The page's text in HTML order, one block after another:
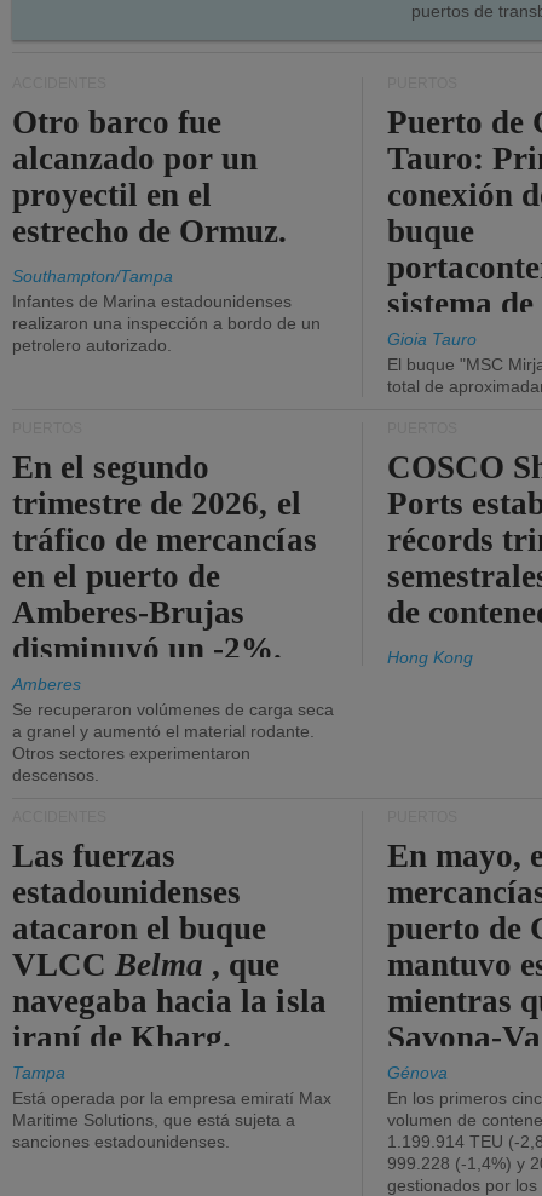
puertos de
Otro barco fue
alcanzado por un
proyectil en el
estrecho de Ormuz.
Southampton/Tampa
Infantes de Marina estadounidenses
realizaron una inspección a bordo de un
petrolero autorizado.
Puerto de
Tauro:
conexión
buque
sistema
la red
Gioia Tauro
El buque "MSC
total de
En el segundo
trimestre de 2026, el
tráfico de mercancías
en el puerto de
Amberes-Brujas
disminuyó un -2%.
Amberes
Se recuperaron volúmenes de carga seca
a granel y aumentó el material rodante.
Otros sectores experimentaron
descensos.
COSCO
Ports
récords
de
Hong Kong
Las fuerzas
estadounidenses
atacaron el buque
VLCCBelma , que
navegaba hacia la isla
iraní de Kharg.
Tampa
Está operada por la empresa emiratí Max
Maritime Solutions, que está sujeta a
sanciones estadounidenses.
En mayo,
puerto de
mantuvo
mientras
Savona-
Génova
En los primeros
volumen de
1.199.914 TEU (-
999.228 (-1,4%) y
gestionados por